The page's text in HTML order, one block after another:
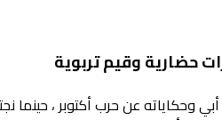
حضارية وقيم تربوية
وحكاياته عن حرب أكتوبر ، حينما